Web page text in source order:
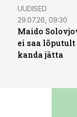
UUDISED
29.07.26, 09:30
Maido
ei saa lõputult
kanda jätta